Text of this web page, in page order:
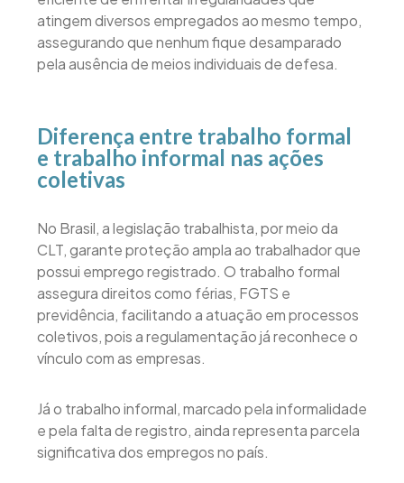
atingem diversos empregados ao mesmo tempo,
assegurando que nenhum fique desamparado
pela ausência de meios individuais de defesa.
Diferença entre trabalho formal
e trabalho informal nas ações
coletivas
No Brasil, a legislação trabalhista, por meio da
CLT, garante proteção ampla ao trabalhador que
possui emprego registrado. O trabalho formal
assegura direitos como férias, FGTS e
previdência, facilitando a atuação em processos
coletivos, pois a regulamentação já reconhece o
vínculo com as empresas.
Já o trabalho informal, marcado pela informalidade
e pela falta de registro, ainda representa parcela
significativa dos empregos no país.